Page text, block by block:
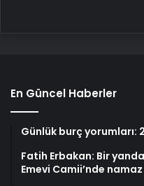
En Güncel Haberler
Günlük burç yorumları:
Fatih Erbakan: Bir
Emevi Camii’nde namaz